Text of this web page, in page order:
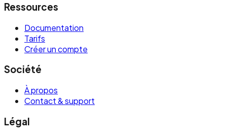
Ressources
Documentation
Tarifs
Créer un compte
Société
À propos
Contact & support
Légal